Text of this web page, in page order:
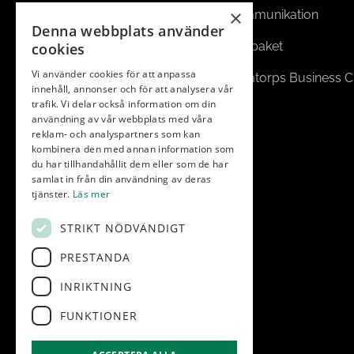
Kommunikation
Nyheter/aktuellt Golfpaket
Kameraövervakning Vasatorps Business
×
Denna webbplats använder
cookies
Vi använder cookies för att anpassa
innehåll, annonser och för att analysera vår
trafik. Vi delar också information om din
användning av vår webbplats med våra
reklam- och analyspartners som kan
kombinera den med annan information som
du har tillhandahållit dem eller som de har
samlat in från din användning av deras
tjänster. Läs mer
STRIKT NÖDVÄNDIGT
PRESTANDA
INRIKTNING
FUNKTIONER